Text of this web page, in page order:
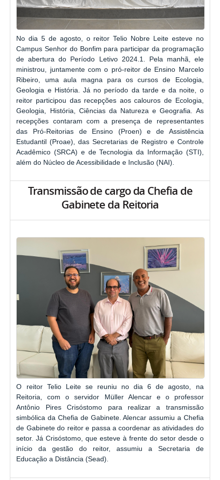
No dia 5 de agosto, o reitor Telio Nobre Leite esteve no
Campus Senhor do Bonfim para participar da programação
de abertura do Período Letivo 2024.1. Pela manhã, ele
ministrou, juntamente com o pró-reitor de Ensino Marcelo
Ribeiro, uma aula magna para os cursos de Ecologia,
Geologia e História. Já no período da tarde e da noite, o
reitor participou das recepções aos calouros de Ecologia,
Geologia, História, Ciências da Natureza e Geografia. As
recepções contaram com a presença de representantes
das Pró-Reitorias de Ensino (Proen) e de Assistência
Estudantil (Proae), das Secretarias de Registro e Controle
Acadêmico (SRCA) e de Tecnologia da Informação (STI),
além do Núcleo de Acessibilidade e Inclusão (NAI).
Transmissão de cargo da Chefia de
Gabinete da Reitoria
O reitor Telio Leite se reuniu no dia 6 de agosto, na
Reitoria, com o servidor Müller Alencar e o professor
Antônio Pires Crisóstomo para realizar a transmissão
simbólica da Chefia de Gabinete. Alencar assumiu a Chefia
de Gabinete do reitor e passa a coordenar as atividades do
setor. Já Crisóstomo, que esteve à frente do setor desde o
início da gestão do reitor, assumiu a Secretaria de
Educação a Distância (Sead).